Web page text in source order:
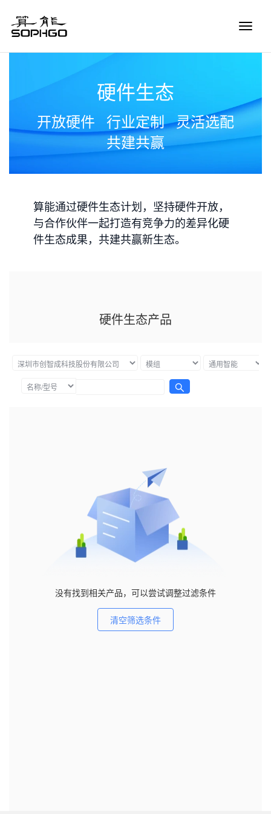
Toggle
硬件生态
开放硬件 行业定制 灵活选配
共建共赢
算能通过硬件生态计划，坚持硬件开放，
与合作伙伴一起打造有竞争力的差异化硬
件生态成果，共建共赢新生态。
硬件生态产品
没有找到相关产品，可以尝试调整过滤条件
清空筛选条件